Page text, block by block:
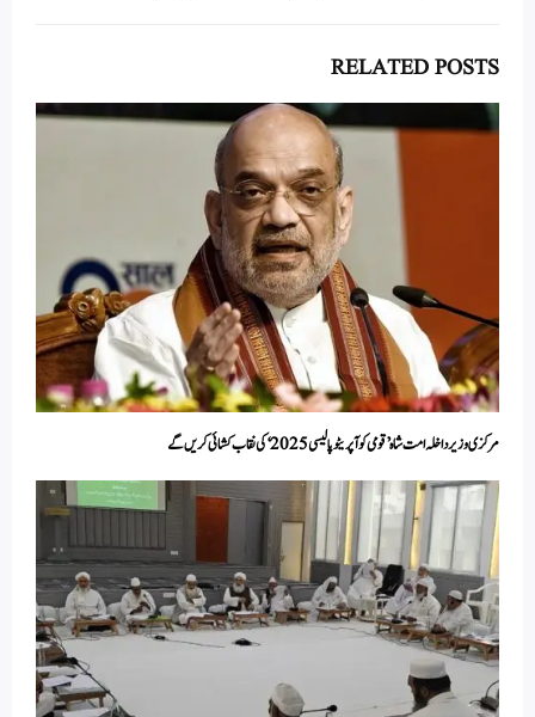
RELATED POSTS
مرکزی وزیر داخلہ امت شاہ ’قومی کوآپریٹو پالیسی 2025‘ کی نقاب کشائی کریں گے